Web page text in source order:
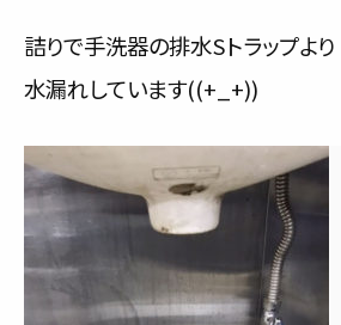
詰りで手洗器の排水Sトラップより
水漏れしています((+_+))